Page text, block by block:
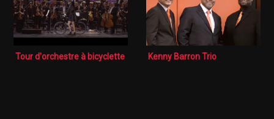
SÉRIES
Tour d'orchestre à bicyclette Kenny Barron Trio